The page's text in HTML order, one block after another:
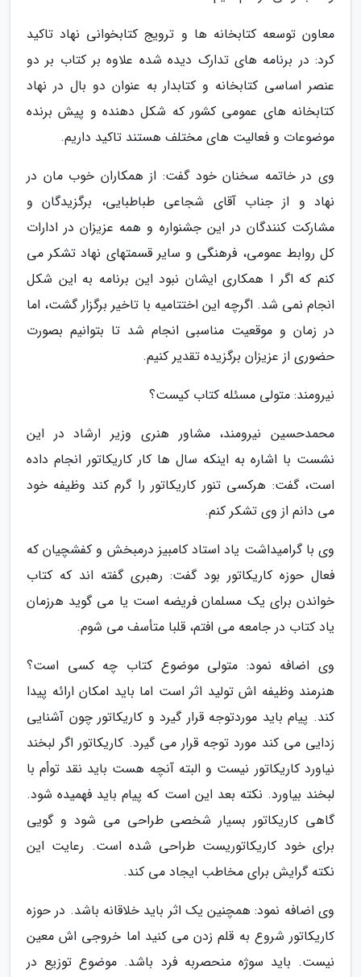
معاون توسعه کتابخانه ها و ترویج کتابخوانی نهاد تاکید
کرد: در برنامه های تدارک دیده شده علاوه بر کتاب بر دو
عنصر اساسی کتابخانه و کتابدار به عنوان دو بال در نهاد
کتابخانه های عمومی کشور که شکل دهنده و پیش برنده
موضوعات و فعالیت های مختلف هستند تاکید داریم.
وی در خاتمه سخنان خود گفت: از همکاران خوب مان در
نهاد و از جناب آقای شجاعی طباطبایی، برگزیدگان و
مشارکت کنندگان در این جشنواره و همه عزیزان در ادارات
کل روابط عمومی، فرهنگی و سایر قسمتهای نهاد تشکر می
کنم که اگر ا همکاری ایشان نبود این برنامه به این شکل
انجام نمی شد. اگرچه این اختتامیه با تاخیر برگزار گشت، اما
در زمان و موقعیت مناسبی انجام شد تا بتوانیم بصورت
حضوری از عزیزان برگزیده تقدیر کنیم.
نیرومند: متولی مسئله کتاب کیست؟
محمدحسین نیرومند، مشاور هنری وزیر ارشاد در این
نشست با اشاره به اینکه سال ها کار کاریکاتور انجام داده
است، گفت: هرکسی تنور کاریکاتور را گرم کند وظیفه خود
می دانم از وی تشکر کنم.
وی با گرامیداشت یاد استاد کامبیز درمبخش و کفشچیان که
فعال حوزه کاریکاتور بود گفت: رهبری گفته اند که کتاب
خواندن برای یک مسلمان فریضه است یا می گوید هرزمان
یاد کتاب در جامعه می افتم، قلبا متأسف می شوم.
وی اضافه نمود: متولی موضوع کتاب چه کسی است؟
هنرمند وظیفه اش تولید اثر است اما باید امکان ارائه پیدا
کند. پیام باید موردتوجه قرار گیرد و کاریکاتور چون آشنایی
زدایی می کند مورد توجه قرار می گیرد. کاریکاتور اگر لبخند
نیاورد کاریکاتور نیست و البته آنچه هست باید نقد توأم با
لبخند بیاورد. نکته بعد این است که پیام باید فهمیده شود.
گاهی کاریکاتور بسیار شخصی طراحی می شود و گویی
برای خود کاریکاتوریست طراحی شده است. رعایت این
نکته گرایش برای مخاطب ایجاد می کند.
وی اضافه نمود: همچنین یک اثر باید خلاقانه باشد. در حوزه
کاریکاتور شروع به قلم زدن می کنید اما خروجی اش معین
نیست. باید سوژه منحصربه فرد باشد. موضوع توزیع در